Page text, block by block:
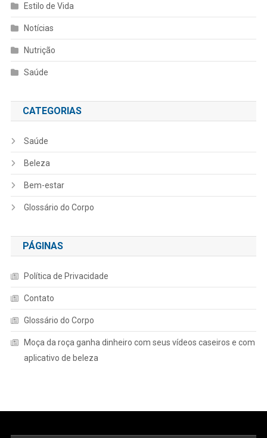
Estilo de Vida
Notícias
Nutrição
Saúde
CATEGORIAS
Saúde
Beleza
Bem-estar
Glossário do Corpo
PÁGINAS
Política de Privacidade
Contato
Glossário do Corpo
Moça da roça ganha dinheiro com seus vídeos caseiros e com
aplicativo de beleza